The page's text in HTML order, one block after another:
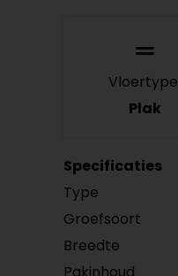
Vloertype
Plak
Specificaties
Type
Groefsoort
Breedte